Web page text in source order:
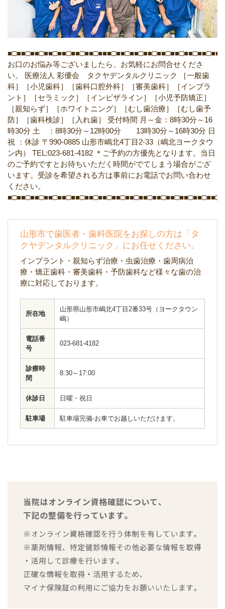
■□■■□■■□■■□■■□■■□■■□■■■□■■□■■□■■□■■□■■□■■□■■□■■□
お口のお悩み等ございましたら、お気軽にお問合せくださ
い。
医療法人 彩優会 タクヤデンタルクリニック
［一般歯
科］［小児歯科］［歯科口腔外科］［審美歯科］［インプラ
ント］［セラミック］［インビザライン］［小児予防矯正］
［親知らず］［ホワイトニング］［むし歯治療］［むし歯予
防］［歯科検診］［入れ歯］
受付時間 月～金：8時30分～16
時30分 土 ：8時30分～12時00分 13時30分～16時30分 日
祝 ：休診 〒990-0885 山形市嶋北4丁目2-33（嶋北ヨークタウ
ン内）
TEL:023-681-4182 ＊ご予約の方優先となります。当日
のご予約ですとお待ちいただく時間がでてしまう場合がござ
います。受診を希望される方は事前にお電話でお問い合わせ
ください。
山形市で歯医者・歯科医院をお探しの方は「タ
クヤデンタルクリニック」にお任せください。
インプラント・親知らず治療・虫歯治療・歯周病治
療・矯正歯科・審美歯科・予防歯科など様々な歯の治
療に対応しております。
所在地
山形県山形市嶋北4丁目2番33号（ヨークタウン
嶋）
電話番
号
023-681-4182
診療時
間
8:30～17:00
休診日 日曜・祝日
駐車場 駐車場完備-お車でお越しいただけます。